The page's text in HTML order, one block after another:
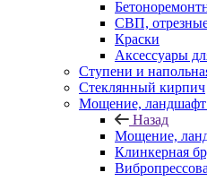
СВП,
Краски
Аксессуары
Ступени и
Cтеклянный кирпич
Мощение, ландшафт
Назад
Мощение,
Клинкерная